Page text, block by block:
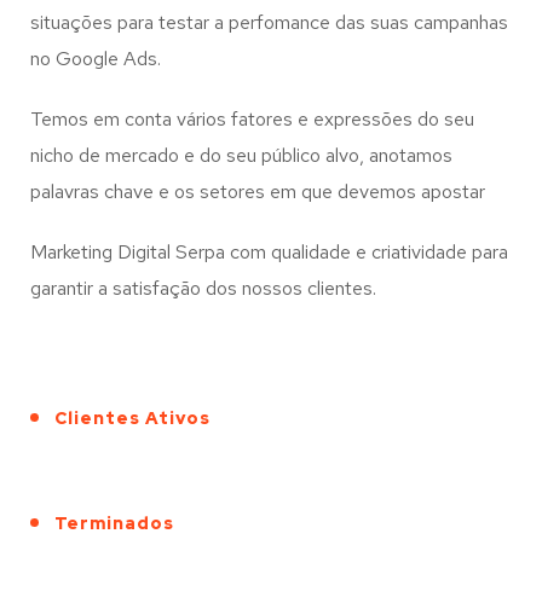
situações para testar a perfomance das suas campanhas
no Google Ads.
Temos em conta vários fatores e expressões do seu
nicho de mercado e do seu público alvo, anotamos
palavras chave e os setores em que devemos apostar
Marketing Digital Serpa com qualidade e criatividade para
garantir a satisfação dos nossos clientes.
Clientes Ativos
Terminados